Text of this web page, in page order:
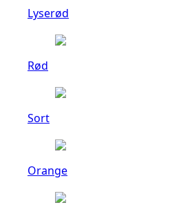
Lyserød
Rød
Sort
Orange